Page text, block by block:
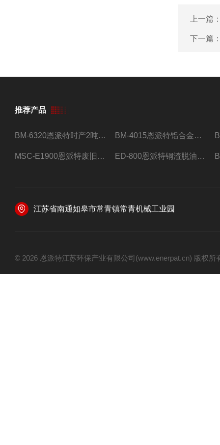
上一篇
下一篇
推荐产品
BM-6320恩派特时产2吨合金钢屑压饼机 BM-4015恩派特铝合金屑压饼机 脱油效果好
MSC-E1900恩派特废旧锂电池极片破碎处理设备 ED-800恩派特铜渣脱油机废铜屑铝屑甩油机
江苏省南通如皋市常青镇常青机械工业园
© 2026 恩派特江苏环保产业有限公司(www.enerpat.cn) 版权